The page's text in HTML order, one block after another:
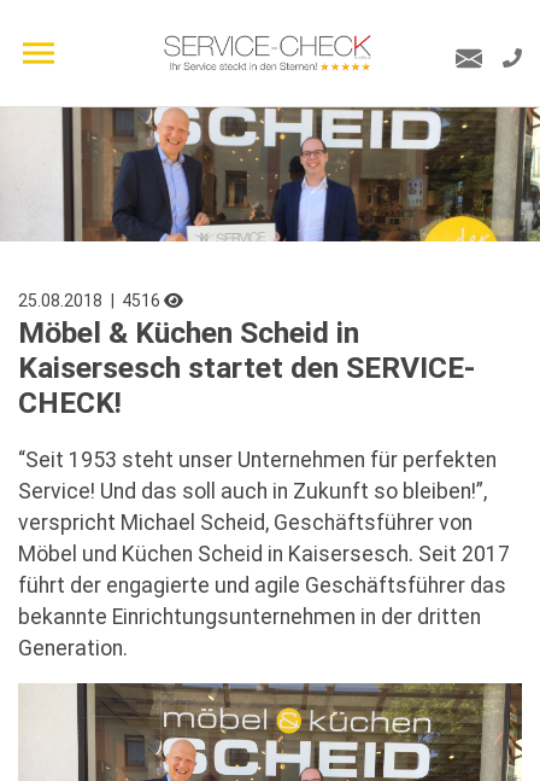
25.08.2018 | 4516
Möbel & Küchen Scheid in
Kaisersesch startet den SERVICE-
CHECK!
“Seit 1953 steht unser Unternehmen für perfekten
Service! Und das soll auch in Zukunft so bleiben!”,
verspricht Michael Scheid, Geschäftsführer von
Möbel und Küchen Scheid in Kaisersesch. Seit 2017
führt der engagierte und agile Geschäftsführer das
bekannte Einrichtungsunternehmen in der dritten
Generation.